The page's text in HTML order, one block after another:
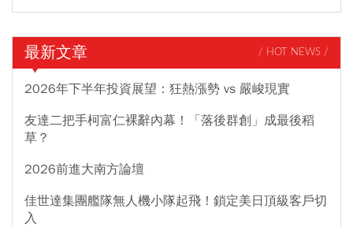
最新文章 / HOT NEWS /
2026年下半年投資展望：狂熱漲勢 vs 嚴峻現實
友達二把手柯富仁裸辭內幕！「落後群創」成最後稻
草？
2026前進大南方論壇
佳世達集團艦隊無人機小隊起飛！鎖定美日頂級客戶切
入